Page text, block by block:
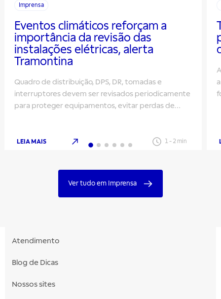
Imprensa
Eventos climáticos reforçam a
importância da revisão das
instalações elétricas, alerta
Tramontina
Quadro de distribuição, DPS, DR, tomadas e
interruptores devem ser revisados periodicamente
para proteger equipamentos, evitar perdas de
LEIA MAIS 1- 2 min
Ver tudo em Imprensa
Atendimento
Blog de Dicas
Nossos sites